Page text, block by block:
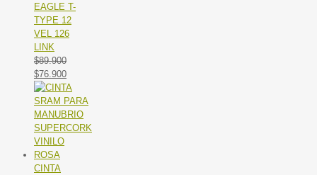
EAGLE T-
TYPE 12
VEL 126
LINK
$89.900
El
precio
original
era:
$89.900.
$76.900El
precio
actual
es:
$76.900.
CINTA